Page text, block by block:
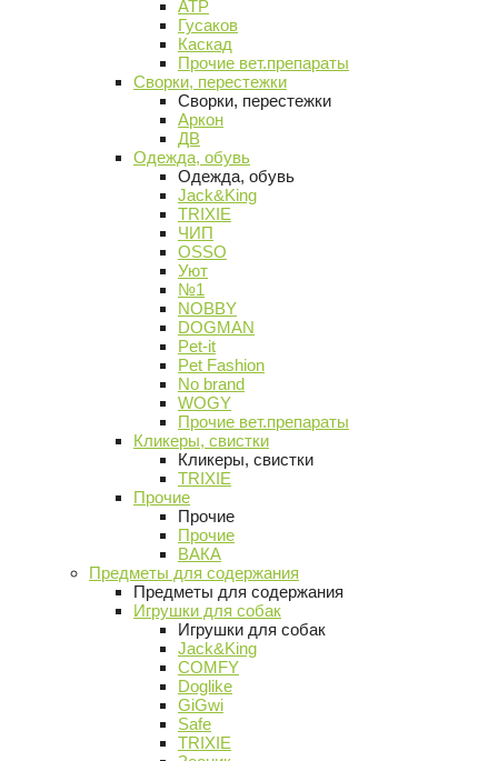
АТР
Гусаков
Каскад
Прочие вет.препараты
Сворки, перестежки
Сворки, перестежки
Аркон
ДВ
Одежда, обувь
Одежда, обувь
Jack&King
TRIXIE
ЧИП
OSSO
Уют
№1
NOBBY
DOGMAN
Pet-it
Pet Fashion
No brand
WOGY
Прочие вет.препараты
Кликеры, свистки
Кликеры, свистки
TRIXIE
Прочие
Прочие
Прочие
ВАКА
Предметы для содержания
Предметы для содержания
Игрушки для собак
Игрушки для собак
Jack&King
COMFY
Doglike
GiGwi
Safe
TRIXIE